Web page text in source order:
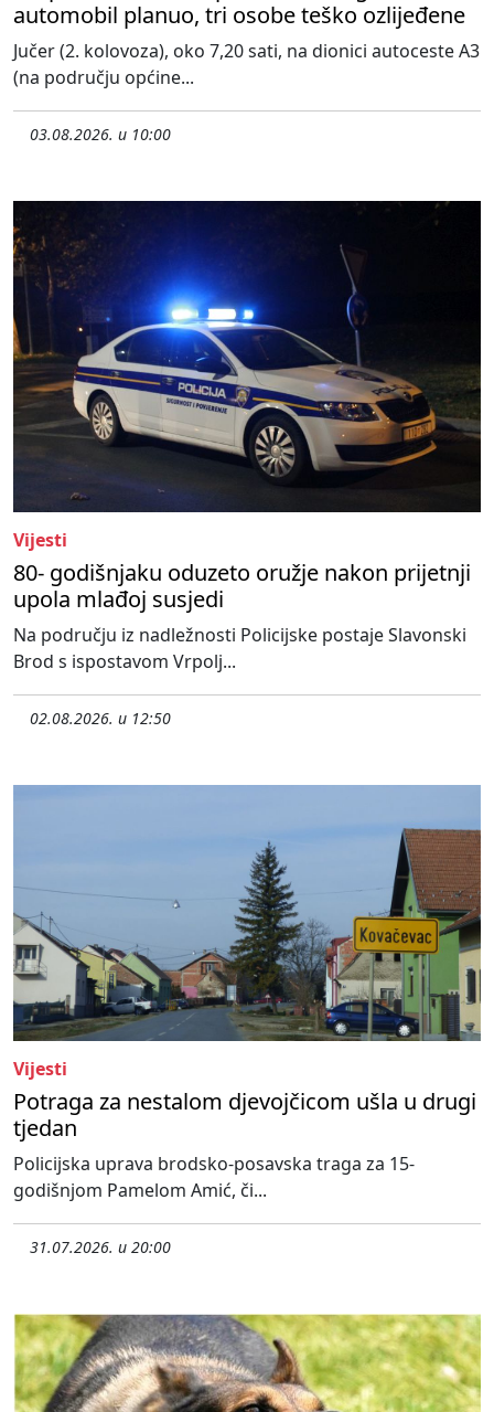
automobil planuo, tri osobe teško ozlijeđene
Jučer (2. kolovoza), oko 7,20 sati, na dionici autoceste A3
(na području općine...
03.08.2026. u 10:00
Vijesti
80- godišnjaku oduzeto oružje nakon prijetnji
upola mlađoj susjedi
Na području iz nadležnosti Policijske postaje Slavonski
Brod s ispostavom Vrpolj...
02.08.2026. u 12:50
Vijesti
Potraga za nestalom djevojčicom ušla u drugi
tjedan
Policijska uprava brodsko-posavska traga za 15-
godišnjom Pamelom Amić, či...
31.07.2026. u 20:00